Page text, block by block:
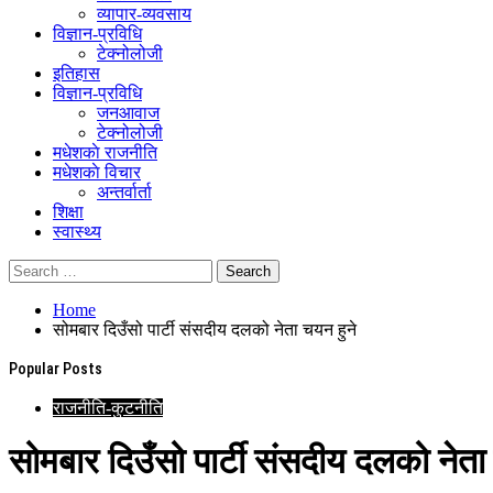
व्यापार-व्यवसाय
विज्ञान-प्रविधि
टेक्नोलोजी
इतिहास
विज्ञान-प्रविधि
जनआवाज
टेक्नोलोजी
मधेशकाे राजनीति
मधेशकाे विचार
अन्तर्वार्ता
शिक्षा
स्वास्थ्य
Home
सोमबार दिउँसो पार्टी संसदीय दलको नेता चयन हुने
Popular Posts
राजनीति-कुटनीति
सोमबार दिउँसो पार्टी संसदीय दलको